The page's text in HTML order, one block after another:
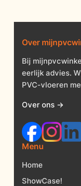
Over
Bij
eerlijk advies.
PVC-vloeren
Over ons →
Menu
Home
ShowCase!